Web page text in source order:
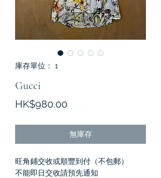
庫存單位： 1
Gucci
HK$980.00價
無庫存
旺角鋪交收或順豐到付（不包郵）
不能即日交收請預先通知